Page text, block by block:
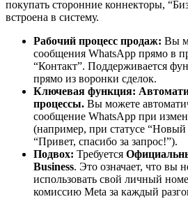
покупать сторонние коннекторы,
встроена в систему.
Рабочий процесс продаж: Вы
сообщения WhatsApp прямо в
“Контакт”. Поддерживается
прямо из воронки сделок.
Ключевая функция:
процессы. Вы можете
сообщение WhatsApp при
(например, при статусе “Новый
“Привет, спасибо за запрос!”).
Подвох: Требуется
Business. Это означает, что вы
использовать свой личный
комиссию Meta за каждый